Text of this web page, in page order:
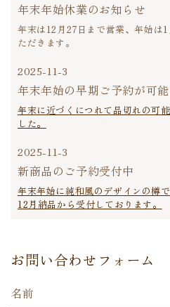
年末年始休業のお知らせ
年末は12月27日まで営業、年始は
ただきます。
2025-11-3
年末年始の早期ご予約が可
年末に近づくにつれて品切れの可
した。
2025-11-3
新商品のご予約受付中
年末年始に純和風のデザインの樽
12月納品から受付しております。
お問い合わせフォーム
名前